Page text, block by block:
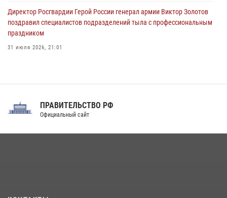
Директор Росгвардии Герой России генерал армии Виктор Золотов
поздравил специалистов подразделений тыла с профессиональным
праздником
31 июля 2026, 21:01
Праздник «Один день с Росгвардией» к 105-летию Центрального
ПРАВИТЕЛЬСТВО РФ
Официальный сайт